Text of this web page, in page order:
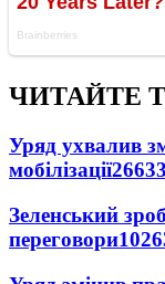
ЧИТАЙТЕ
Уряд ухвалив
мобілізації26633
Зеленський
переговори